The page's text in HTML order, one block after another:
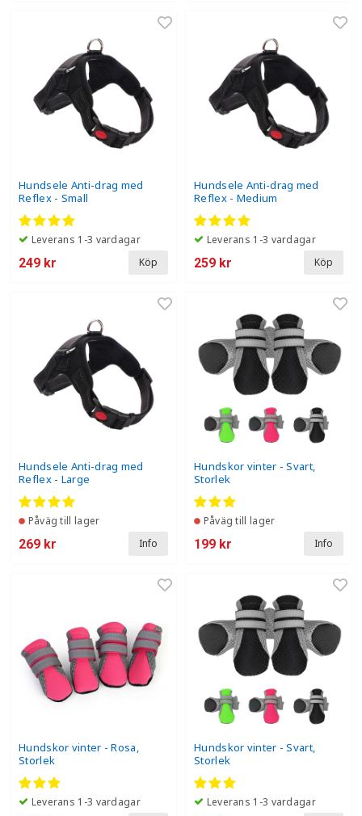
Hundsele Anti-drag med
Reflex - Small
Leverans 1-3 vardagar
249 kr Köp
Hundsele Anti-drag med
Reflex - Medium
Leverans 1-3 vardagar
259 kr Köp
Hundsele Anti-drag med
Reflex - Large
Påväg till lager
269 kr Info
Hundskor vinter - Svart,
Storlek
Påväg till lager
199 kr Info
Hundskor vinter - Rosa,
Storlek
Leverans 1-3 vardagar
Hundskor vinter - Svart,
Storlek
Leverans 1-3 vardagar